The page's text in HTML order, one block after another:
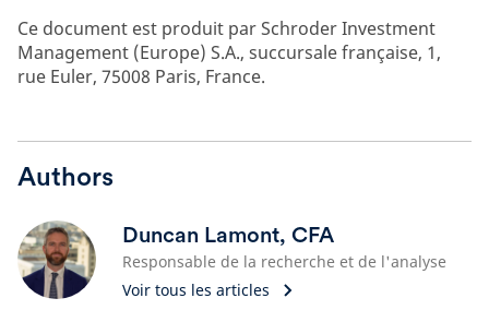
Ce document est produit par Schroder Investment
Management (Europe) S.A., succursale française, 1,
rue Euler, 75008 Paris, France.
Authors
Duncan Lamont, CFA
Responsable de la recherche et de l'analyse
Voir tous les articles